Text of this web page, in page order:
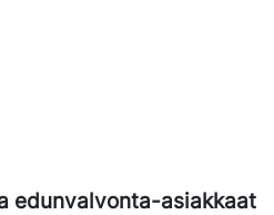
edunvalvonta-asiakkaat